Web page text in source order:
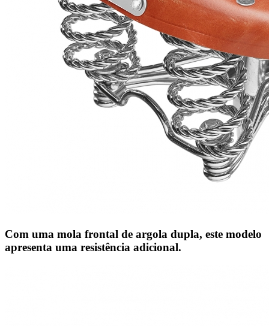
Com uma mola frontal de argola dupla, este modelo
apresenta uma resistência adicional.